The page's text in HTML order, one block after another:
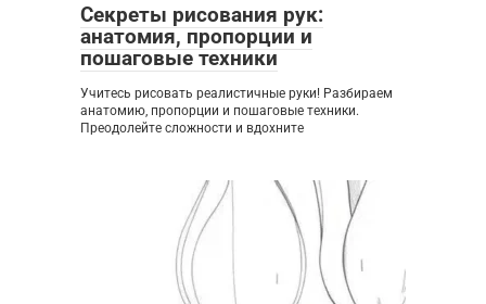
Секреты рисования рук:
анатомия, пропорции и
пошаговые техники
Учитесь рисовать реалистичные руки! Разбираем
анатомию, пропорции и пошаговые техники.
Преодолейте сложности и вдохните